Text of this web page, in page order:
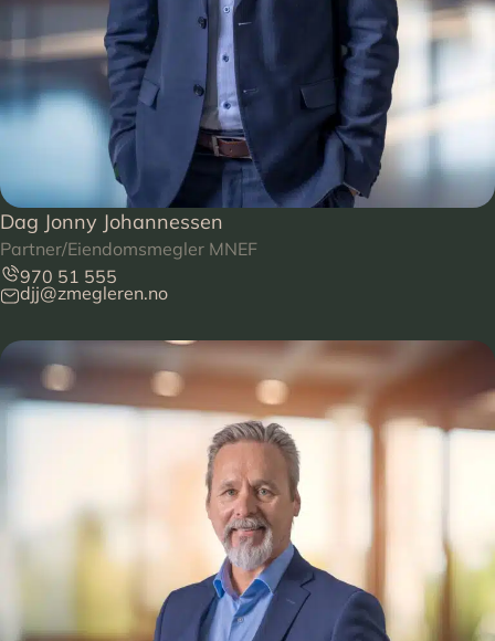
Dag Jonny Johannessen
Partner/Eiendomsmegler MNEF
970 51 555
djj@zmegleren.no